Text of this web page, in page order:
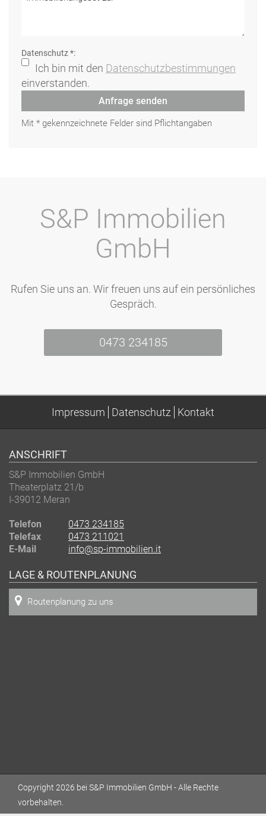
Datenschutz *:
Ich bin mit den Datenschutzbestimmungen
einverstanden.
Anfrage senden
Mit * gekennzeichnete Felder sind Pflichtangaben
S&P Immobilien
GmbH
Rufen Sie uns an. Wir freuen uns auf ein persönliches
Gespräch.
0473 234185
Impressum Datenschutz Kontakt
ANSCHRIFT
S&P Immobilien GmbH
Theaterplatz 21/b
I-39012 Meran
Telefon
0473 234185
Telefax
0473 211021
E-Mail
info@sp-immobilien.it
LAGE & ROUTENPLANUNG
Routenplanung zu uns
Copyright 2026 bei S&P Immobilien GmbH - Alle Rechte
vorbehalten.